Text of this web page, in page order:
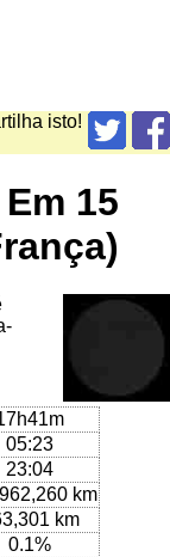
isto!
15
05:23
23:04
km
km
0.1%